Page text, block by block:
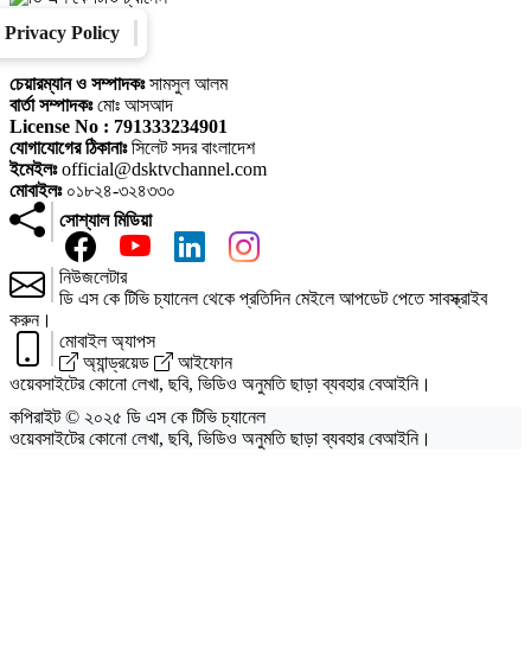
Privacy Policy
চেয়ারম্যান ও সম্পাদকঃসামসুল আলম
বার্তা সম্পাদকঃমোঃ আসআদ
License No : 791333234901
যোগাযোগের ঠিকানাঃসিলেট সদর বাংলাদেশ
ইমেইলঃofficial@dsktvchannel.com
মোবাইলঃ০১৮২৪-৩২৪৩৩০
সোশ্যাল মিডিয়া
নিউজলেটার
ডি এস কে টিভি চ্যানেল থেকে প্রতিদিন মেইলে আপডেট পেতে সাবস্ক্রাইব
করুন।
মোবাইল অ্যাপস
অ্যান্ড্রয়েড
আইফোন
ওয়েবসাইটের কোনো লেখা, ছবি, ভিডিও অনুমতি ছাড়া ব্যবহার বেআইনি।
কপিরাইট © ২০২৫ ডি এস কে টিভি চ্যানেল
ওয়েবসাইটের কোনো লেখা, ছবি, ভিডিও অনুমতি ছাড়া ব্যবহার বেআইনি।